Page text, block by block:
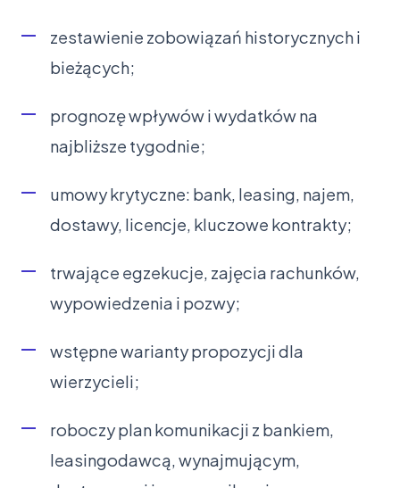
zestawienie zobowiązań historycznych i
bieżących;
prognozę wpływów i wydatków na
najbliższe tygodnie;
umowy krytyczne: bank, leasing, najem,
dostawy, licencje, kluczowe kontrakty;
trwające egzekucje, zajęcia rachunków,
wypowiedzenia i pozwy;
wstępne warianty propozycji dla
wierzycieli;
roboczy plan komunikacji z bankiem,
leasingodawcą, wynajmującym,